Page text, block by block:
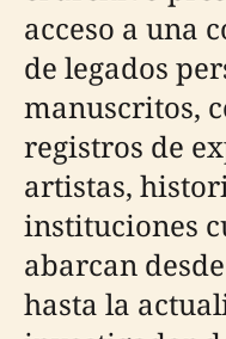
acceso a una
de legados
manuscritos,
registros de
artistas,
instituciones
abarcan
hasta la